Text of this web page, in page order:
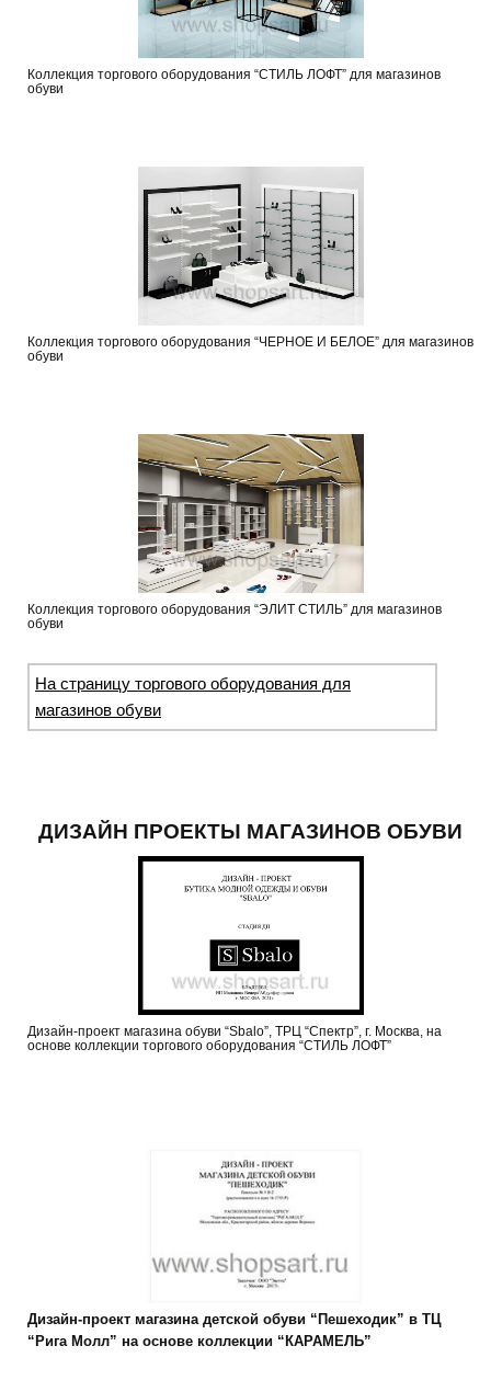
Коллекция торгового оборудования “СТИЛЬ ЛОФТ” для магазинов
обуви
Коллекция торгового оборудования “ЧЕРНОЕ И БЕЛОЕ” для магазинов
обуви
Коллекция торгового оборудования “ЭЛИТ СТИЛЬ” для магазинов
обуви
На страницу торгового оборудования для
магазинов обуви
ДИЗАЙН ПРОЕКТЫ МАГАЗИНОВ ОБУВИ
Дизайн-проект магазина обуви “Sbalo”, ТРЦ “Спектр”, г. Москва, на
основе коллекции торгового оборудования “СТИЛЬ ЛОФТ”
Дизайн-проект магазина детской обуви “Пешеходик” в ТЦ
“Рига Молл” на основе коллекции “КАРАМЕЛЬ”